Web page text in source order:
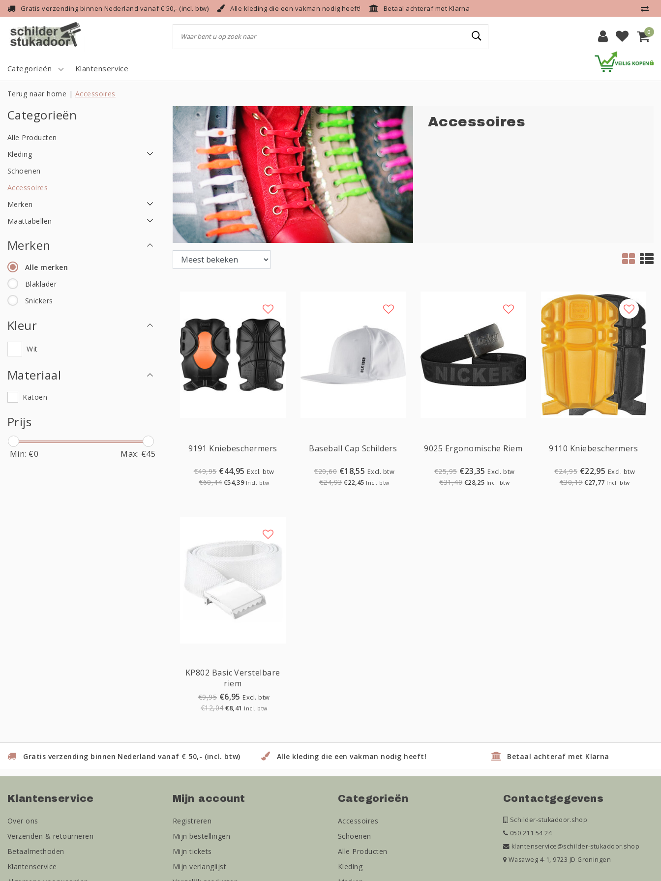
Gratis verzending binnen Nederland vanaf € 50,- (incl. btw) Alle kleding die een vakman nodig heeft! Betaal achteraf met Klarna
0
Categorieën Klantenservice
Terug naar home | Accessoires
Categorieën
Alle Producten
Kleding
Schoenen
Accessoires
Merken
Maattabellen
Merken
Alle merken
Blaklader
Snickers
Kleur
Wit
Materiaal
Katoen
Prijs
Min: €0 Max: €45
Accessoires
9191 Kniebeschermers
€49,95 €44,95 Excl. btw
€60,44 €54,39 Incl. btw
Baseball Cap Schilders
€20,60 €18,55 Excl. btw
€24,93€22,45 Incl. btw
9025 Ergonomische Riem
€25,95 €23,35 Excl. btw
€31,40 €28,25 Incl. btw
9110 Kniebeschermers
€24,95 €22,95 Excl. btw
€30,19€27,77 Incl. btw
KP802 Basic Verstelbare
riem
€9,95 €6,95 Excl. btw
€12,04€8,41 Incl. btw
Gratis verzending binnen Nederland vanaf € 50,- (incl. btw) Alle kleding die een vakman nodig heeft! Betaal achteraf met Klarna
Klantenservice
Over ons
Verzenden & retourneren
Betaalmethoden
Klantenservice
Mijn account
Registreren
Mijn bestellingen
Mijn tickets
Mijn verlanglijst
Categorieën
Accessoires
Schoenen
Alle Producten
Kleding
Contactgegevens
Schilder-stukadoor.shop
050 211 54 24
klantenservice@schilder-stukadoor.shop
Wasaweg 4-1, 9723 JD Groningen